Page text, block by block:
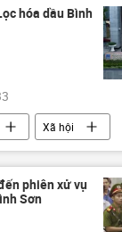
hóa dầu Bình
Xã hội
TAND
phiên xử vụ
Sơn